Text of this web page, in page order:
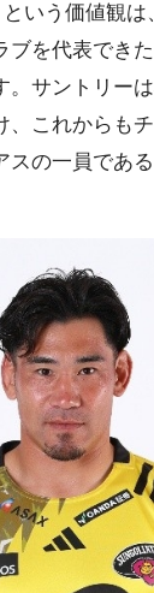
いう価値観
ブを代表でき
。サントリー
、これからも
スの一員であ